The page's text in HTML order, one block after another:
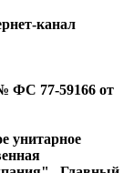
канал
ФС 77-59166 от
унитарное